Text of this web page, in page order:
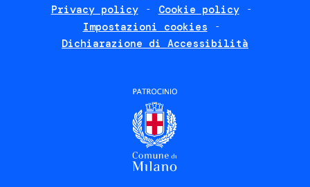
Privacy policy
Cookie policy
Impostazioni cookies
Dichiarazione di Accessibilità